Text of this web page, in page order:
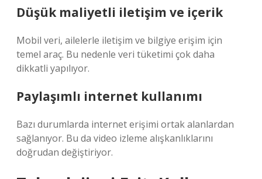
Düşük maliyetli iletişim ve içerik
Mobil veri, ailelerle iletişim ve bilgiye erişim için
temel araç. Bu nedenle veri tüketimi çok daha
dikkatli yapılıyor.
Paylaşımlı internet kullanımı
Bazı durumlarda internet erişimi ortak alanlardan
sağlanıyor. Bu da video izleme alışkanlıklarını
doğrudan değiştiriyor.